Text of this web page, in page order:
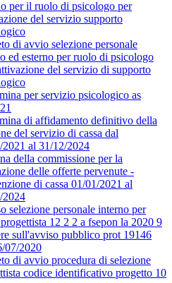
per il ruolo di psicologo per
del servizio supporto
di avvio selezione personale
ed esterno per ruolo di psicologo
del servizio di supporto
per servizio psicologico as
di affidamento definitivo della
del servizio di cassa dal
2021 al 31/12/2024
della commissione per la
delle offerte pervenute -
di cassa 01/01/2021 al
2024
selezione personale interno per
12 2 2 a fsepon la 2020 9
sull'avviso pubblico prot 19146
07/2020
di avvio procedura di selezione
codice identificativo progetto 10